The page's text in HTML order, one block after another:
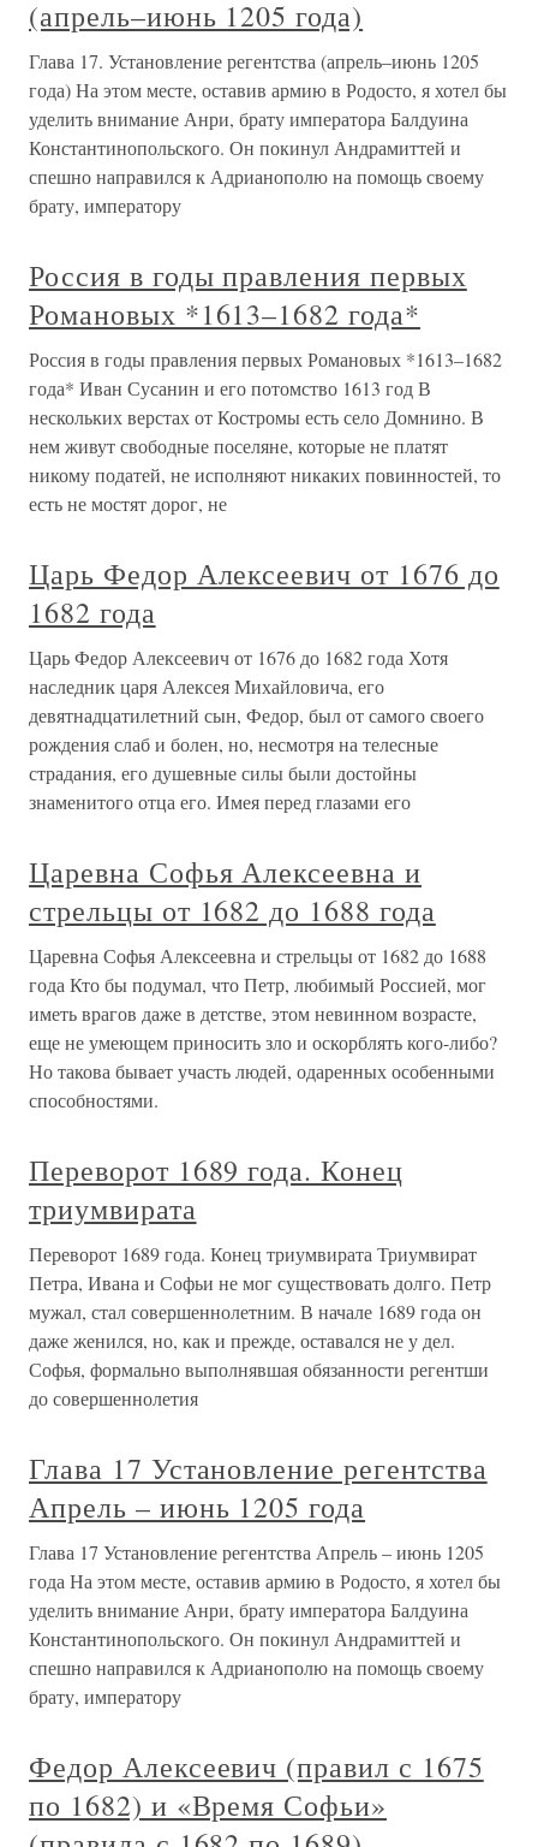
(апрель–июнь 1205 года)
Глава 17. Установление регентства (апрель–июнь 1205
года) На этом месте, оставив армию в Родосто, я хотел бы
уделить внимание Анри, брату императора Балдуина
Константинопольского. Он покинул Андрамиттей и
спешно направился к Адрианополю на помощь своему
брату, императору
Россия в годы правления первых
Романовых *1613–1682 года*
Россия в годы правления первых Романовых *1613–1682
года* Иван Сусанин и его потомство 1613 год В
нескольких верстах от Костромы есть село Домнино. В
нем живут свободные поселяне, которые не платят
никому податей, не исполняют никаких повинностей, то
есть не мостят дорог, не
Царь Федор Алексеевич от 1676 до
1682 года
Царь Федор Алексеевич от 1676 до 1682 года Хотя
наследник царя Алексея Михайловича, его
девятнадцатилетний сын, Федор, был от самого своего
рождения слаб и болен, но, несмотря на телесные
страдания, его душевные силы были достойны
знаменитого отца его. Имея перед глазами его
Царевна Софья Алексеевна и
стрельцы от 1682 до 1688 года
Царевна Софья Алексеевна и стрельцы от 1682 до 1688
года Кто бы подумал, что Петр, любимый Россией, мог
иметь врагов даже в детстве, этом невинном возрасте,
еще не умеющем приносить зло и оскорблять кого-либо?
Но такова бывает участь людей, одаренных особенными
способностями.
Переворот 1689 года. Конец
триумвирата
Переворот 1689 года. Конец триумвирата Триумвират
Петра, Ивана и Софьи не мог существовать долго. Петр
мужал, стал совершеннолетним. В начале 1689 года он
даже женился, но, как и прежде, оставался не у дел.
Софья, формально выполнявшая обязанности регентши
до совершеннолетия
Глава 17 Установление регентства
Апрель – июнь 1205 года
Глава 17 Установление регентства Апрель – июнь 1205
года На этом месте, оставив армию в Родосто, я хотел бы
уделить внимание Анри, брату императора Балдуина
Константинопольского. Он покинул Андрамиттей и
спешно направился к Адрианополю на помощь своему
брату, императору
Федор Алексеевич (правил с 1675
по 1682) и «Время Софьи»